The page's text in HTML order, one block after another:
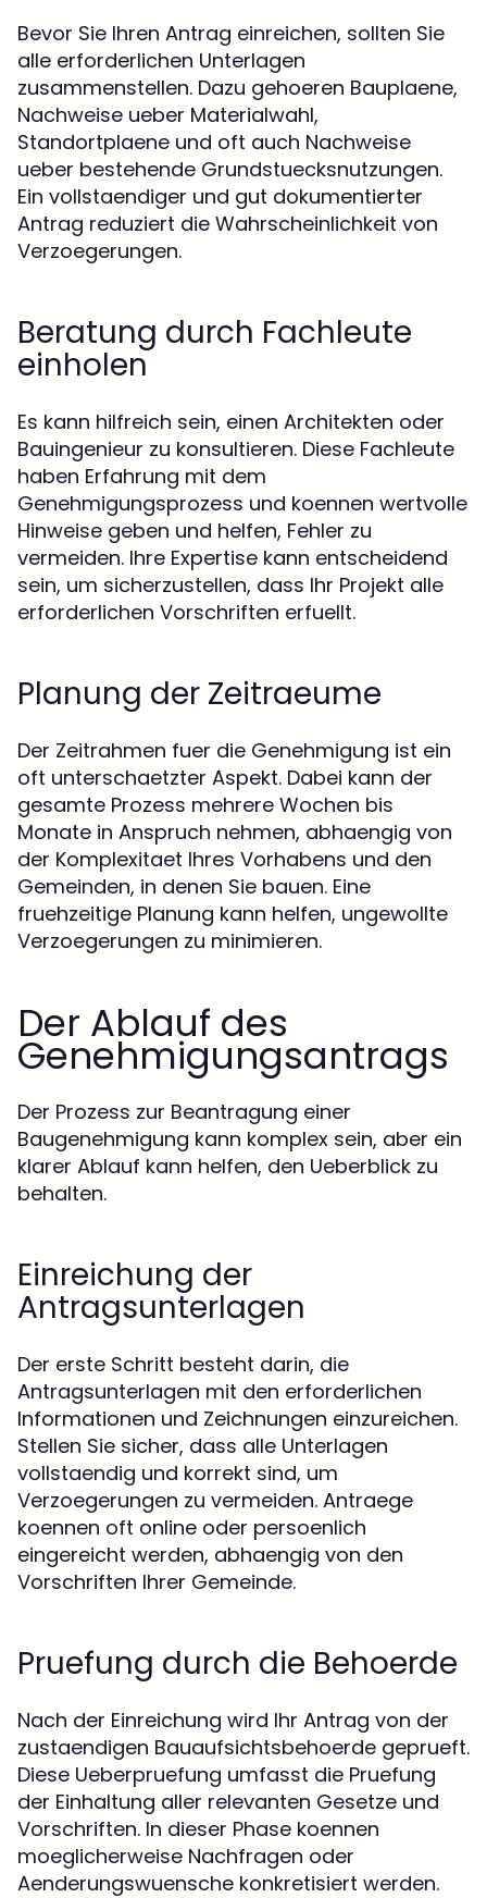
Bevor Sie Ihren Antrag einreichen, sollten Sie
alle erforderlichen Unterlagen
zusammenstellen. Dazu gehoeren Bauplaene,
Nachweise ueber Materialwahl,
Standortplaene und oft auch Nachweise
ueber bestehende Grundstuecksnutzungen.
Ein vollstaendiger und gut dokumentierter
Antrag reduziert die Wahrscheinlichkeit von
Verzoegerungen.
Beratung durch Fachleute
einholen
Es kann hilfreich sein, einen Architekten oder
Bauingenieur zu konsultieren. Diese Fachleute
haben Erfahrung mit dem
Genehmigungsprozess und koennen wertvolle
Hinweise geben und helfen, Fehler zu
vermeiden. Ihre Expertise kann entscheidend
sein, um sicherzustellen, dass Ihr Projekt alle
erforderlichen Vorschriften erfuellt.
Planung der Zeitraeume
Der Zeitrahmen fuer die Genehmigung ist ein
oft unterschaetzter Aspekt. Dabei kann der
gesamte Prozess mehrere Wochen bis
Monate in Anspruch nehmen, abhaengig von
der Komplexitaet Ihres Vorhabens und den
Gemeinden, in denen Sie bauen. Eine
fruehzeitige Planung kann helfen, ungewollte
Verzoegerungen zu minimieren.
Der Ablauf des
Genehmigungsantrags
Der Prozess zur Beantragung einer
Baugenehmigung kann komplex sein, aber ein
klarer Ablauf kann helfen, den Ueberblick zu
behalten.
Einreichung der
Antragsunterlagen
Der erste Schritt besteht darin, die
Antragsunterlagen mit den erforderlichen
Informationen und Zeichnungen einzureichen.
Stellen Sie sicher, dass alle Unterlagen
vollstaendig und korrekt sind, um
Verzoegerungen zu vermeiden. Antraege
koennen oft online oder persoenlich
eingereicht werden, abhaengig von den
Vorschriften Ihrer Gemeinde.
Pruefung durch die Behoerde
Nach der Einreichung wird Ihr Antrag von der
zustaendigen Bauaufsichtsbehoerde geprueft.
Diese Ueberpruefung umfasst die Pruefung
der Einhaltung aller relevanten Gesetze und
Vorschriften. In dieser Phase koennen
moeglicherweise Nachfragen oder
Aenderungswuensche konkretisiert werden.